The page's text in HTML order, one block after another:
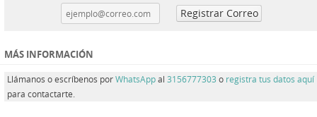
MÁS INFORMACIÓN
Llámanos o escríbenos porWhatsAppal 3156777303 o registra tus datos aquí
para contactarte.